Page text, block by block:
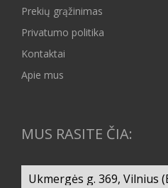
Prekių grąžinimas
Privatumo politika
Kontaktai
Apie mus
MUS RASITE ČIA: